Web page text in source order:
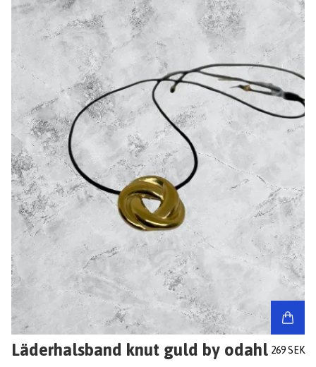
Läderhalsband knut guld by odahl 269 SEK